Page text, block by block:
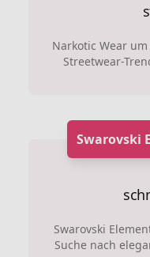
Narkotic Wear
Streetwear-
Swarovski
Swarovski
Suche nach